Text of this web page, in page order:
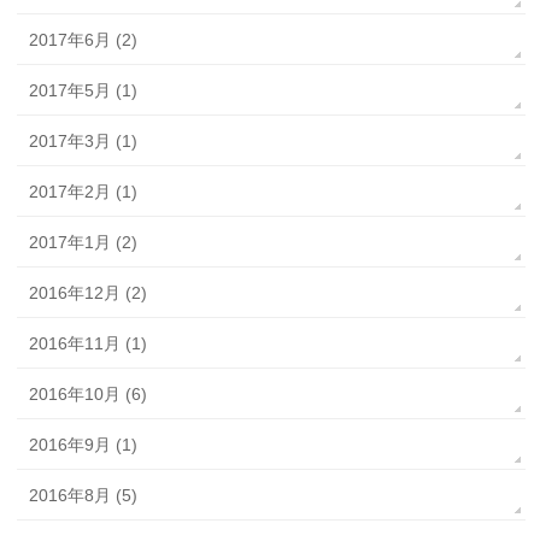
2017年6月 (2)
2017年5月 (1)
2017年3月 (1)
2017年2月 (1)
2017年1月 (2)
2016年12月 (2)
2016年11月 (1)
2016年10月 (6)
2016年9月 (1)
2016年8月 (5)